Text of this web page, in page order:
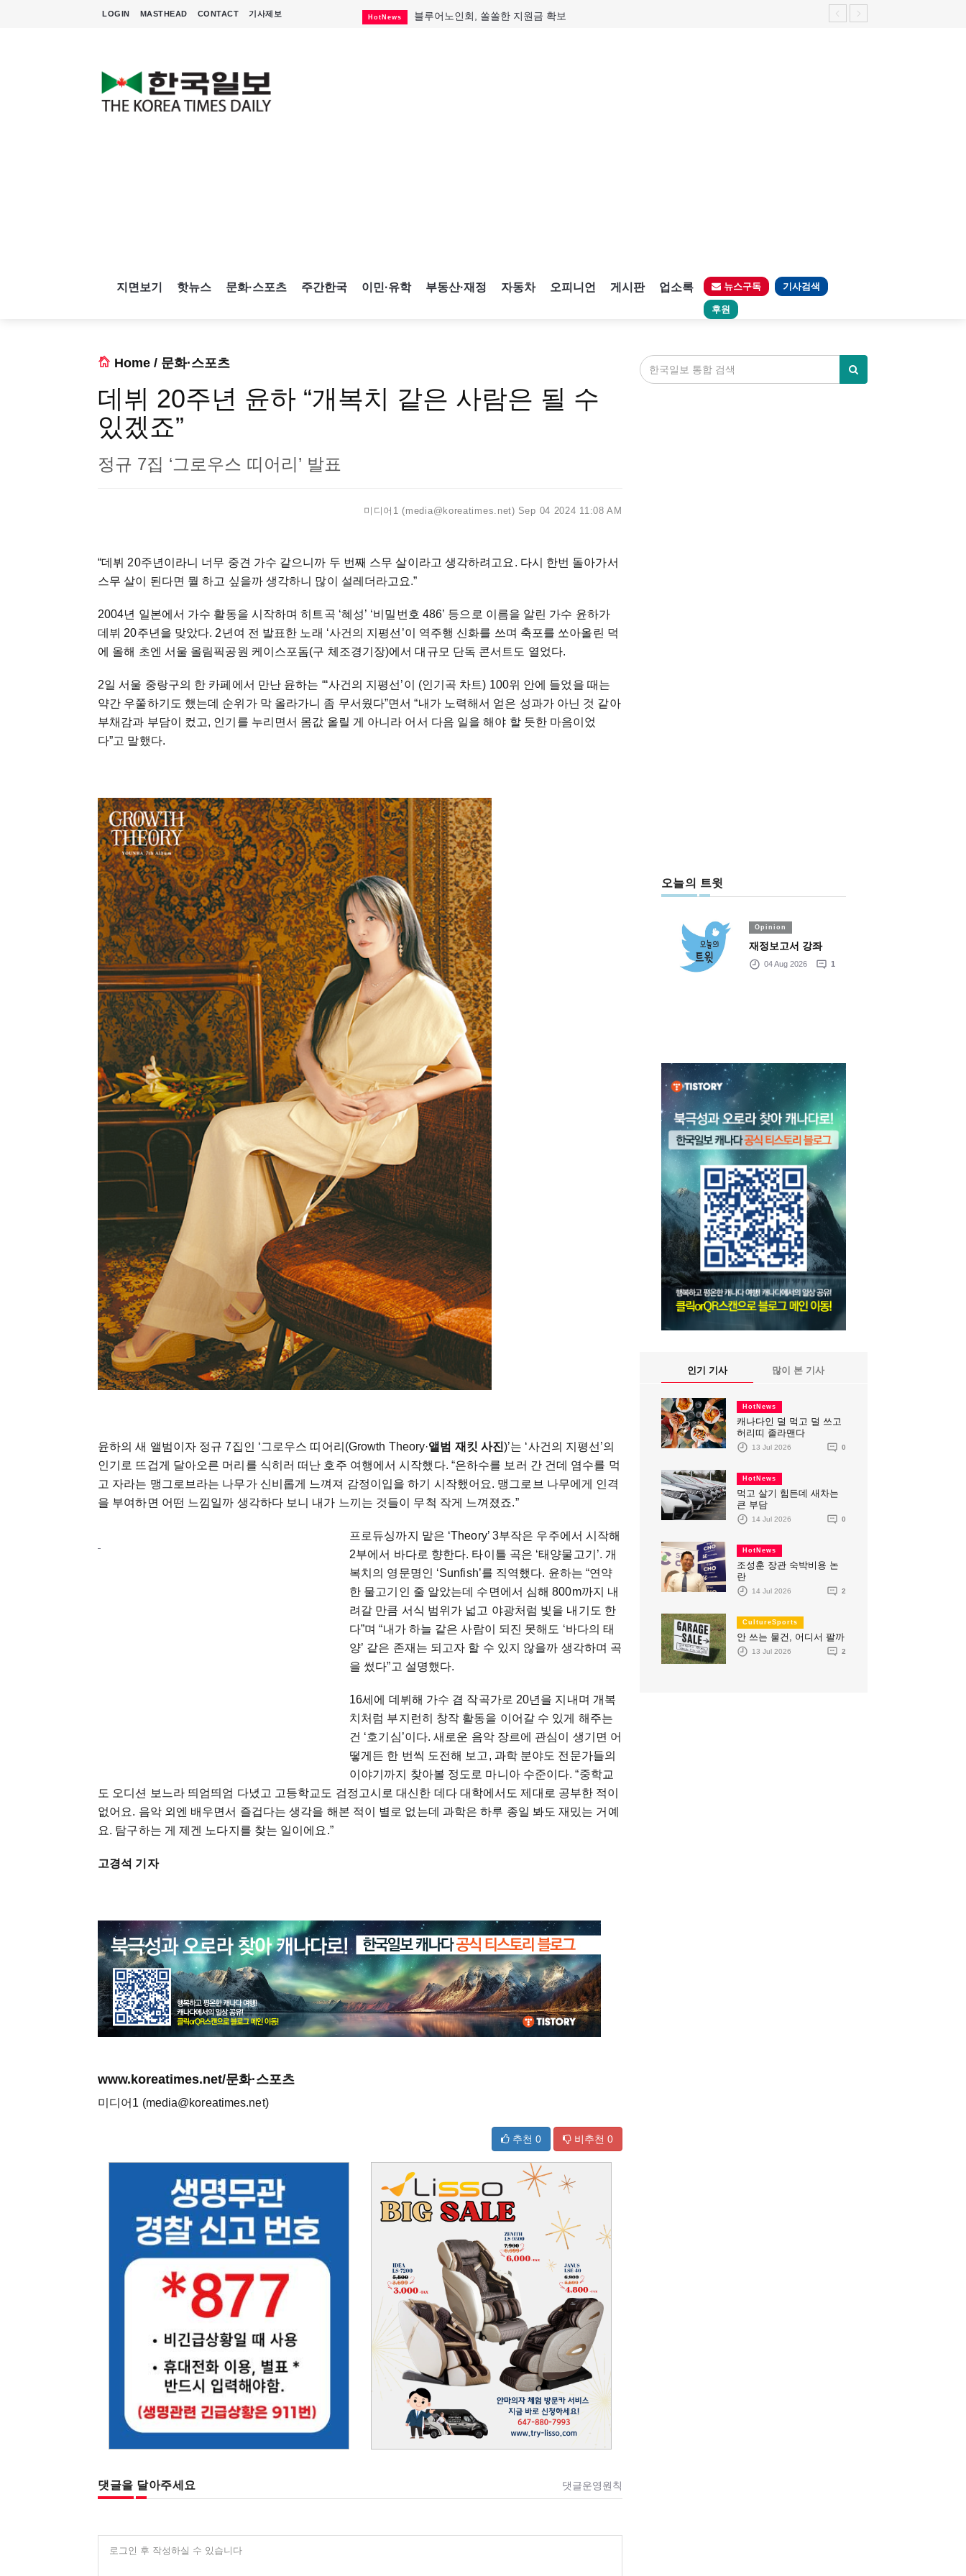
LOGIN MASTHEAD CONTACT 기사제보 HotNews 블루어노인회, 쏠쏠한 지원금 확보
지면보기 핫뉴스 문화·스포츠 주간한국 이민·유학 부동산·재정 자동차 오피니언 게시판 업소록 뉴스구독 기사검색
후원
Home / 문화·스포츠
데뷔 20주년 윤하 “개복치 같은 사람은 될 수
있겠죠”
정규 7집 ‘그로우스 띠어리’ 발표
미디어1 (media@koreatimes.net) Sep 04 2024 11:08 AM
“데뷔 20주년이라니 너무 중견 가수 같으니까 두 번째 스무 살이라고 생각하려고요. 다시 한번 돌아가서
스무 살이 된다면 뭘 하고 싶을까 생각하니 많이 설레더라고요.”
2004년 일본에서 가수 활동을 시작하며 히트곡 ‘혜성’ ‘비밀번호 486’ 등으로 이름을 알린 가수 윤하가
데뷔 20주년을 맞았다. 2년여 전 발표한 노래 ‘사건의 지평선’이 역주행 신화를 쓰며 축포를 쏘아올린 덕
에 올해 초엔 서울 올림픽공원 케이스포돔(구 체조경기장)에서 대규모 단독 콘서트도 열었다.
2일 서울 중랑구의 한 카페에서 만난 윤하는 “‘사건의 지평선’이 (인기곡 차트) 100위 안에 들었을 때는
약간 우쭐하기도 했는데 순위가 막 올라가니 좀 무서웠다”면서 “내가 노력해서 얻은 성과가 아닌 것 같아
부채감과 부담이 컸고, 인기를 누리면서 몸값 올릴 게 아니라 어서 다음 일을 해야 할 듯한 마음이었
다”고 말했다.
윤하의 새 앨범이자 정규 7집인 ‘그로우스 띠어리(Growth Theory·앨범 재킷 사진)’는 ‘사건의 지평선’의
인기로 뜨겁게 달아오른 머리를 식히러 떠난 호주 여행에서 시작했다. “은하수를 보러 간 건데 염수를 먹
고 자라는 맹그로브라는 나무가 신비롭게 느껴져 감정이입을 하기 시작했어요. 맹그로브 나무에게 인격
을 부여하면 어떤 느낌일까 생각하다 보니 내가 느끼는 것들이 무척 작게 느껴졌죠.”
프로듀싱까지 맡은 ‘Theory’ 3부작은 우주에서 시작해
2부에서 바다로 향한다. 타이틀 곡은 ‘태양물고기’. 개
복치의 영문명인 ‘Sunfish’를 직역했다. 윤하는 “연약
한 물고기인 줄 알았는데 수면에서 심해 800m까지 내
려갈 만큼 서식 범위가 넓고 야광처럼 빛을 내기도 한
다”며 “내가 하늘 같은 사람이 되진 못해도 ‘바다의 태
양’ 같은 존재는 되고자 할 수 있지 않을까 생각하며 곡
을 썼다”고 설명했다.
16세에 데뷔해 가수 겸 작곡가로 20년을 지내며 개복
치처럼 부지런히 창작 활동을 이어갈 수 있게 해주는
건 ‘호기심’이다. 새로운 음악 장르에 관심이 생기면 어
떻게든 한 번씩 도전해 보고, 과학 분야도 전문가들의
이야기까지 찾아볼 정도로 마니아 수준이다. “중학교
도 오디션 보느라 띄엄띄엄 다녔고 고등학교도 검정고시로 대신한 데다 대학에서도 제대로 공부한 적이
없어요. 음악 외엔 배우면서 즐겁다는 생각을 해본 적이 별로 없는데 과학은 하루 종일 봐도 재밌는 거예
요. 탐구하는 게 제겐 노다지를 찾는 일이에요.”
고경석 기자
www.koreatimes.net/문화·스포츠
미디어1 (media@koreatimes.net)
추천 0 비추천 0
댓글을 달아주세요 댓글운영원칙
로그인 후 작성하실 수 있습니다
오늘의 트윗
Opinion
재정보고서 강좌
04 Aug 2026 1
인기 기사 많이 본 기사
HotNews
캐나다인 덜 먹고 덜 쓰고
허리띠 졸라맨다
13 Jul 2026 0
HotNews
먹고 살기 힘든데 새차는
큰 부담
14 Jul 2026 0
HotNews
조성훈 장관 숙박비용 논
란
14 Jul 2026 2
CultureSports
안 쓰는 물건, 어디서 팔까
13 Jul 2026 2